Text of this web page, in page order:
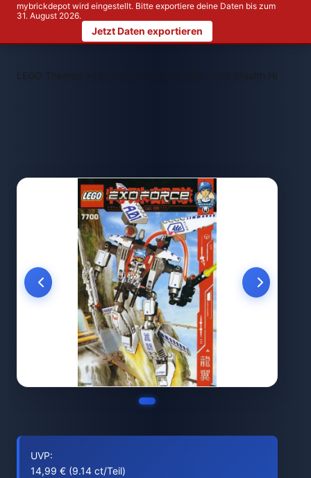
mybrickdepot wird eingestellt. Bitte exportiere deine Daten bis zum
31. August 2026.
Jetzt Daten exportieren
LEGO Themen > LEGO 7700 Stealth Hunter
UVP:
14,99 € (9.14 ct/Teil)